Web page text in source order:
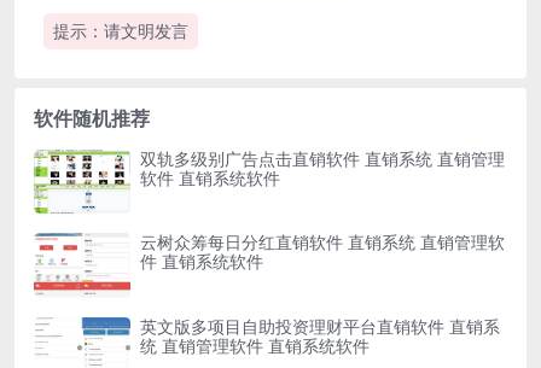
提示：请文明发言
软件随机推荐
双轨多级别广告点击直销软件 直销系统 直销管理
软件 直销系统软件
云树众筹每日分红直销软件 直销系统 直销管理软
件 直销系统软件
英文版多项目自助投资理财平台直销软件 直销系
统 直销管理软件 直销系统软件